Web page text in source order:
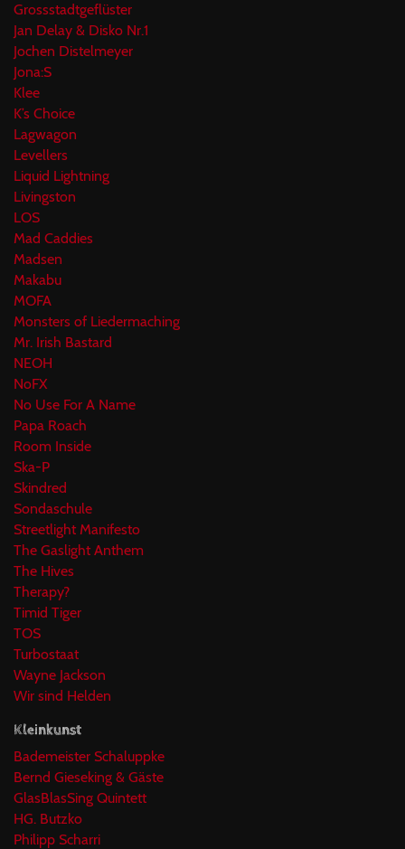
Grossstadtgeflüster
Jan Delay & Disko Nr.1
Jochen Distelmeyer
Jona:S
Klee
K’s Choice
Lagwagon
Levellers
Liquid Lightning
Livingston
LOS
Mad Caddies
Madsen
Makabu
MOFA
Monsters of Liedermaching
Mr. Irish Bastard
NEOH
NoFX
No Use For A Name
Papa Roach
Room Inside
Ska-P
Skindred
Sondaschule
Streetlight Manifesto
The Gaslight Anthem
The Hives
Therapy?
Timid Tiger
TOS
Turbostaat
Wayne Jackson
Wir sind Helden
Kleinkunst
Bademeister Schaluppke
Bernd Gieseking & Gäste
GlasBlasSing Quintett
HG. Butzko
Philipp Scharri